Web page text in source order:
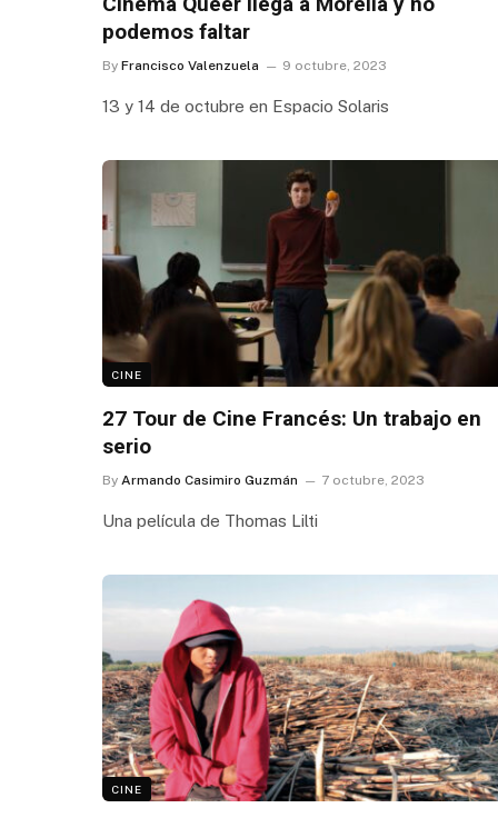
podemos faltar
By Francisco Valenzuela 9 octubre, 2023
13 y 14 de octubre en Espacio Solaris
CINE
27 Tour de Cine Francés: Un trabajo en
serio
By Armando Casimiro Guzmán 7 octubre, 2023
Una película de Thomas Lilti
CINE